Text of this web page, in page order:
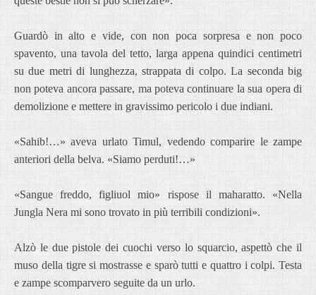
Guardò in alto e vide, con non poca sorpresa e non poco
spavento, una tavola del tetto, larga appena quindici centimetri
su due metri di lunghezza, strappata di colpo. La seconda big
non poteva ancora passare, ma poteva continuare la sua opera di
demolizione e mettere in gravissimo pericolo i due indiani.
«Sahib!…» aveva urlato Timul, vedendo comparire le zampe
anteriori della belva. «Siamo perduti!…»
«Sangue freddo, figliuol mio» rispose il maharatto. «Nella
Jungla Nera mi sono trovato in più terribili condizioni».
Alzò le due pistole dei cuochi verso lo squarcio, aspettò che il
muso della tigre si mostrasse e sparò tutti e quattro i colpi. Testa
e zampe scomparvero seguite da un urlo.